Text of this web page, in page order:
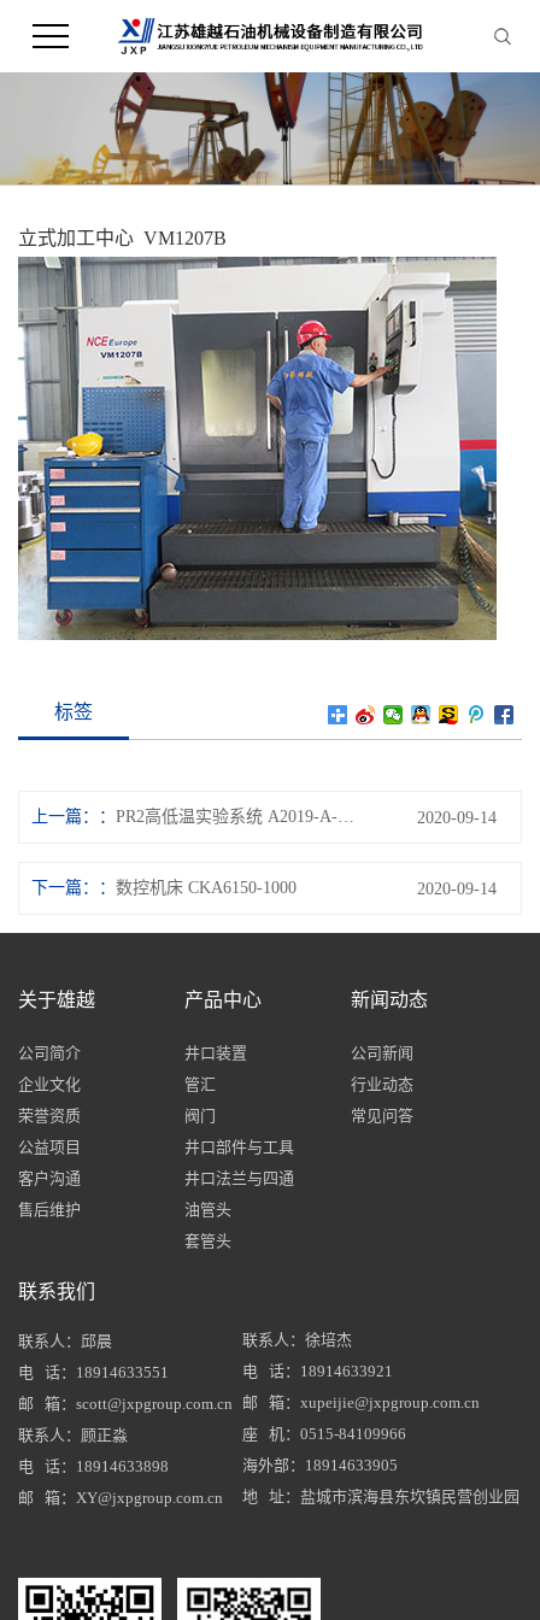
立式加工中心 VM1207B
标签
上一篇： PR2高低温实验系统 A2019-A-210 2020-09-14
下一篇： 数控机床 CKA6150-1000 2020-09-14
关于雄越
公司简介
企业文化
荣誉资质
公益项目
客户沟通
售后维护
产品中心
井口装置
管汇
阀门
井口部件与工具
井口法兰与四通
油管头
套管头
新闻动态
公司新闻
行业动态
常见问答
联系我们
联系人：邱晨
电 话：18914633551
邮 箱：scott@jxpgroup.com.cn
联系人：顾正淼
电 话：18914633898
邮 箱：XY@jxpgroup.com.cn
联系人：徐培杰
电 话：18914633921
邮 箱：xupeijie@jxpgroup.com.cn
座 机：0515-84109966
海外部：18914633905
地 址：盐城市滨海县东坎镇民营创业园